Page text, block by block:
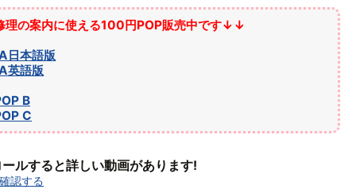
の案内に使える100円POP販売中です↓↓
日本語版
英語版
B
C
ルすると詳しい動画があります!
認する